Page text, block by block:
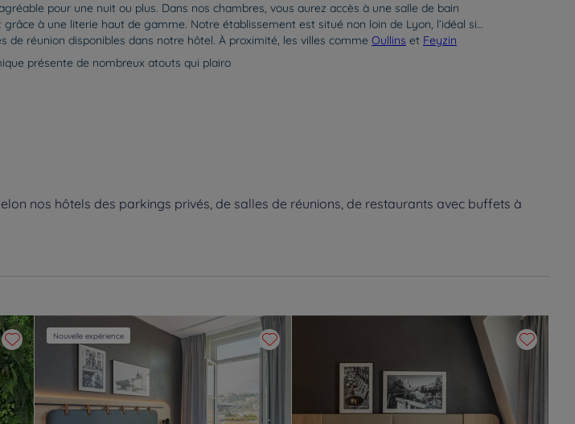
pour une nuit ou plus. Dans nos chambres, vous aurez accès à une salle de bain
à une literie haut de gamme. Notre établissement est situé non loin de Lyon, l’idéal si
réunion disponibles dans notre hôtel. À proximité, les villes comme Oullins et Feyzin
présente de nombreux atouts qui plairo
nos hôtels des parkings privés, de salles de réunions, de restaurants avec buffets à
Nouvelle expérience